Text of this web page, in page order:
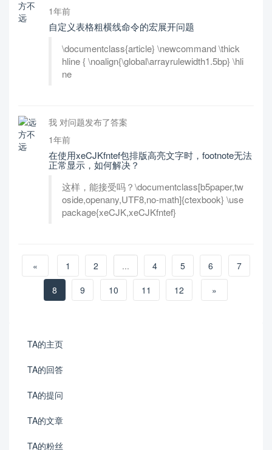
1年前
自定义表格粗横线命令的宏展开问题
\documentclass{article} \newcommand \thick
hline { \noalign{\global\arrayrulewidth1.5bp} \hli
ne
我 对问题发布了答案
1年前
在使用xeCJKfntef包排版高亮文字时，footnote无法
正常显示，如何解决？
这样，能接受吗？\documentclass[b5paper,tw
oside,openany,UTF8,no-math]{ctexbook} \use
package{xeCJK,xeCJKfntef}
« 1 2 ... 4 5 6
7
8
9 10 11 12 »
TA的主页
TA的回答
TA的提问
TA的文章
TA的粉丝